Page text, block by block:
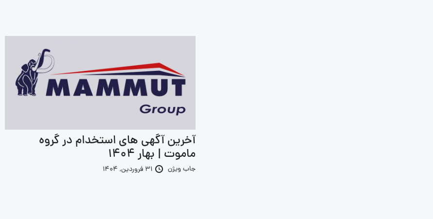
آخرین آگهی های استخدام در گروه
ماموت | بهار 1404
جاب ویژن 31 فروردین, 1404